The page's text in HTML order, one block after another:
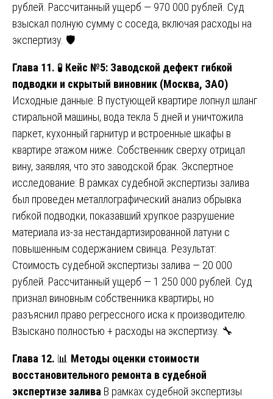
рублей. Рассчитанный ущерб — 970 000 рублей. Суд
взыскал полную сумму с соседа, включая расходы на
экспертизу. 🛡️
Глава 11. 🧪 Кейс №5: Заводской дефект гибкой
подводки и скрытый виновник (Москва, ЗАО)
Исходные данные: В пустующей квартире лопнул шланг
стиральной машины, вода текла 5 дней и уничтожила
паркет, кухонный гарнитур и встроенные шкафы в
квартире этажом ниже. Собственник сверху отрицал
вину, заявляя, что это заводской брак. Экспертное
исследование: В рамках судебной экспертизы залива
был проведен металлографический анализ обрывка
гибкой подводки, показавший хрупкое разрушение
материала из-за нестандартизированной латуни с
повышенным содержанием свинца. Результат:
Стоимость судебной экспертизы залива — 20 000
рублей. Рассчитанный ущерб — 1 250 000 рублей. Суд
признал виновным собственника квартиры, но
разъяснил право регрессного иска к производителю.
Взыскано полностью + расходы на экспертизу. 🔧
Глава 12. 📊 Методы оценки стоимости
восстановительного ремонта в судебной
экспертизе залива В рамках судебной экспертизы